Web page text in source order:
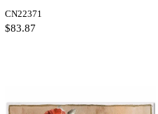
CN22371
$83.87